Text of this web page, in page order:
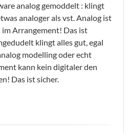
analog gemoddelt : klingt
analoger als vst. Analog ist
im Arrangement! Das ist
klingt alles gut, egal
modelling oder echt
kann kein digitaler den
Das ist sicher.